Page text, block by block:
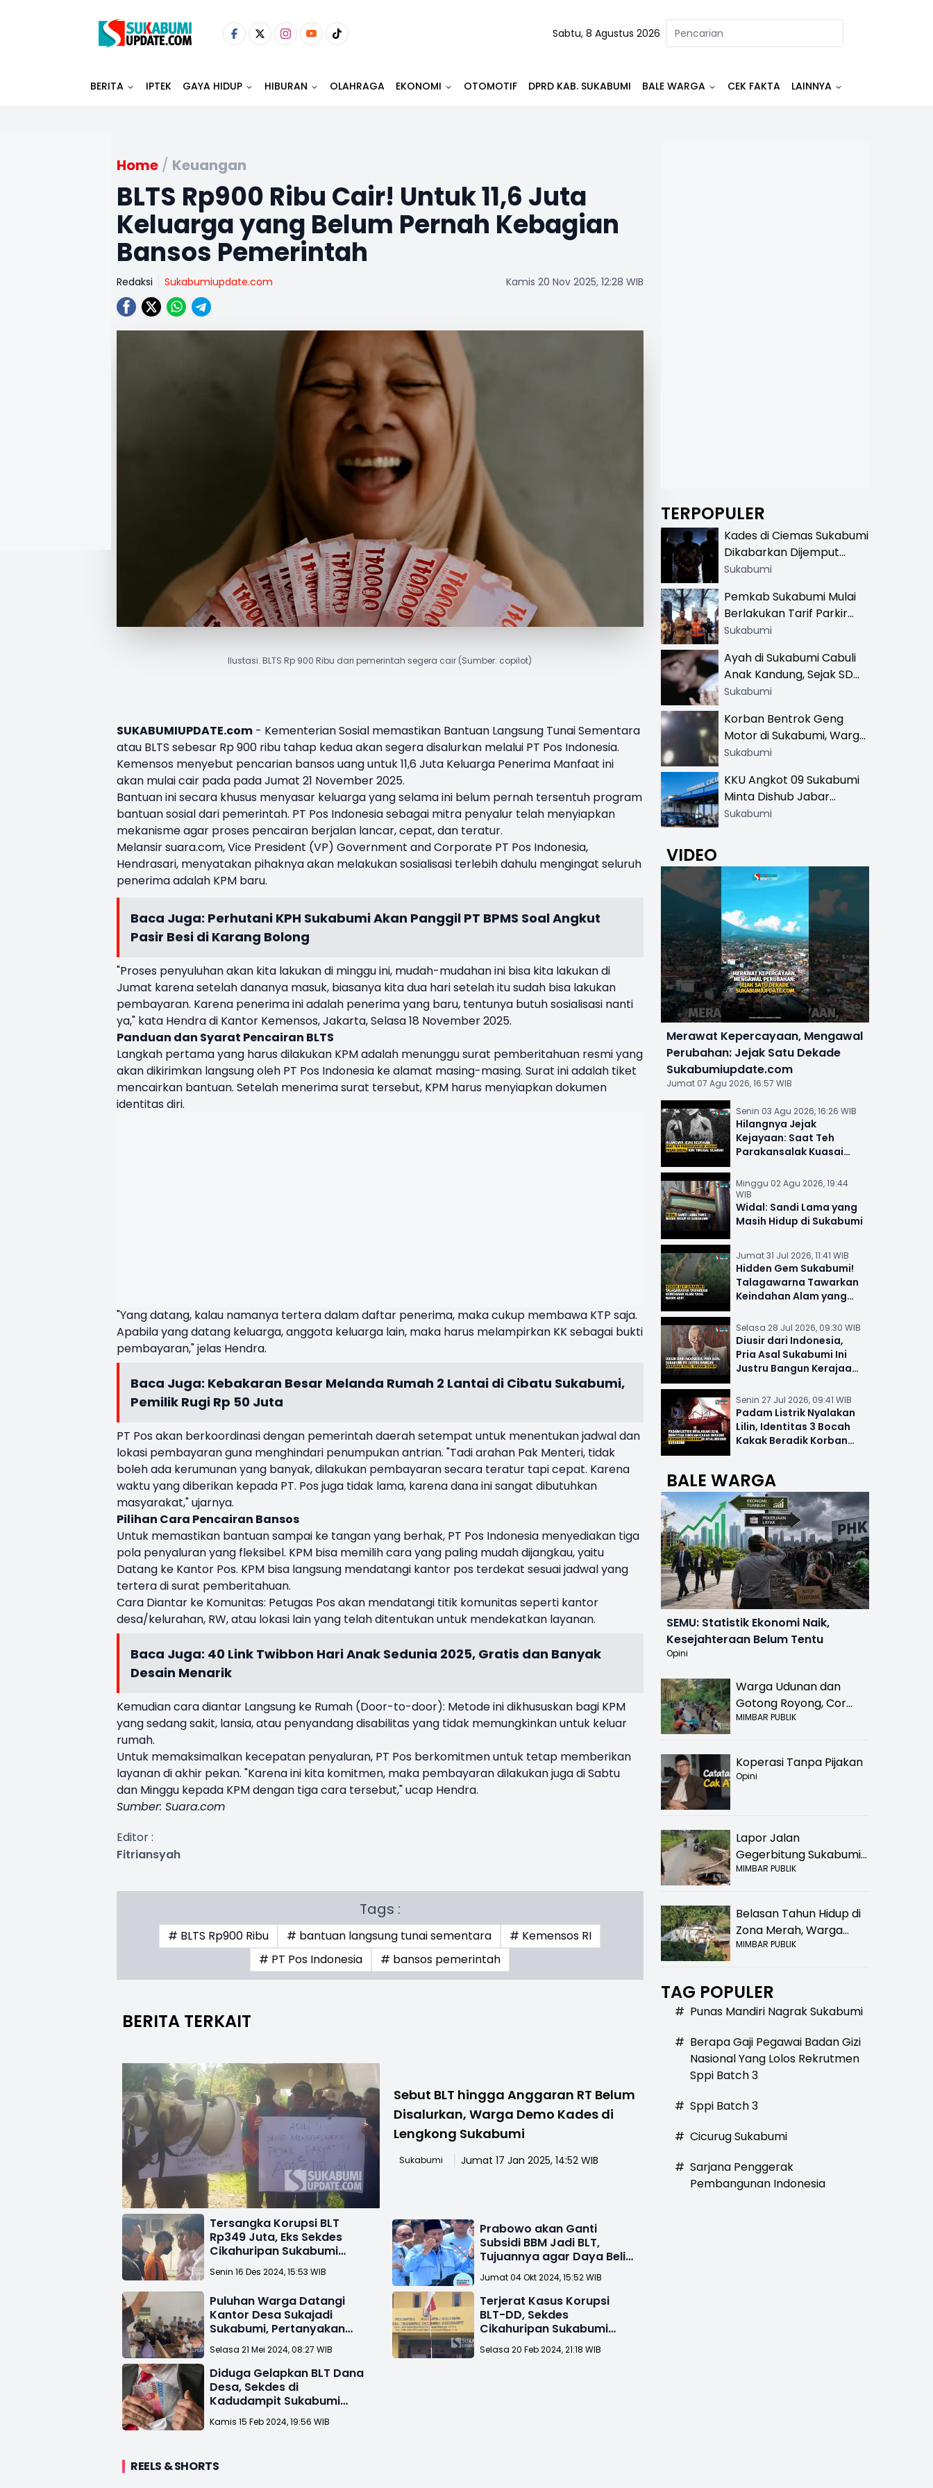
Sabtu, 8 Agustus 2026
BERITA IPTEK GAYA HIDUP HIBURAN OLAHRAGA EKONOMI OTOMOTIF DPRD KAB. SUKABUMI BALE WARGA CEK FAKTA LAINNYA
Home / Keuangan
BLTS Rp900 Ribu Cair! Untuk 11,6 Juta
Keluarga yang Belum Pernah Kebagian
Bansos Pemerintah
Redaksi Sukabumiupdate.com Kamis 20 Nov 2025, 12:28 WIB
Ilustasi. BLTS Rp 900 Ribu dari pemerintah segera cair (Sumber: copilot)
SUKABUMIUPDATE.com - Kementerian Sosial memastikan Bantuan Langsung Tunai Sementara
atau BLTS sebesar Rp 900 ribu tahap kedua akan segera disalurkan melalui PT Pos Indonesia.
Kemensos menyebut pencarian bansos uang untuk 11,6 Juta Keluarga Penerima Manfaat ini
akan mulai cair pada pada Jumat 21 November 2025.
Bantuan ini secara khusus menyasar keluarga yang selama ini belum pernah tersentuh program
bantuan sosial dari pemerintah. PT Pos Indonesia sebagai mitra penyalur telah menyiapkan
mekanisme agar proses pencairan berjalan lancar, cepat, dan teratur.
Melansir suara.com, Vice President (VP) Government and Corporate PT Pos Indonesia,
Hendrasari, menyatakan pihaknya akan melakukan sosialisasi terlebih dahulu mengingat seluruh
penerima adalah KPM baru.
Baca Juga: Perhutani KPH Sukabumi Akan Panggil PT BPMS Soal Angkut
Pasir Besi di Karang Bolong
"Proses penyuluhan akan kita lakukan di minggu ini, mudah-mudahan ini bisa kita lakukan di
Jumat karena setelah dananya masuk, biasanya kita dua hari setelah itu sudah bisa lakukan
pembayaran. Karena penerima ini adalah penerima yang baru, tentunya butuh sosialisasi nanti
ya," kata Hendra di Kantor Kemensos, Jakarta, Selasa 18 November 2025.
Panduan dan Syarat Pencairan BLTS
Langkah pertama yang harus dilakukan KPM adalah menunggu surat pemberitahuan resmi yang
akan dikirimkan langsung oleh PT Pos Indonesia ke alamat masing-masing. Surat ini adalah tiket
mencairkan bantuan. Setelah menerima surat tersebut, KPM harus menyiapkan dokumen
identitas diri.
"Yang datang, kalau namanya tertera dalam daftar penerima, maka cukup membawa KTP saja.
Apabila yang datang keluarga, anggota keluarga lain, maka harus melampirkan KK sebagai bukti
pembayaran," jelas Hendra.
Baca Juga: Kebakaran Besar Melanda Rumah 2 Lantai di Cibatu Sukabumi,
Pemilik Rugi Rp 50 Juta
PT Pos akan berkoordinasi dengan pemerintah daerah setempat untuk menentukan jadwal dan
lokasi pembayaran guna menghindari penumpukan antrian. "Tadi arahan Pak Menteri, tidak
boleh ada kerumunan yang banyak, dilakukan pembayaran secara teratur tapi cepat. Karena
waktu yang diberikan kepada PT. Pos juga tidak lama, karena dana ini sangat dibutuhkan
masyarakat," ujarnya.
Pilihan Cara Pencairan Bansos
Untuk memastikan bantuan sampai ke tangan yang berhak, PT Pos Indonesia menyediakan tiga
pola penyaluran yang fleksibel. KPM bisa memilih cara yang paling mudah dijangkau, yaitu
Datang ke Kantor Pos. KPM bisa langsung mendatangi kantor pos terdekat sesuai jadwal yang
tertera di surat pemberitahuan.
Cara Diantar ke Komunitas: Petugas Pos akan mendatangi titik komunitas seperti kantor
desa/kelurahan, RW, atau lokasi lain yang telah ditentukan untuk mendekatkan layanan.
Baca Juga: 40 Link Twibbon Hari Anak Sedunia 2025, Gratis dan Banyak
Desain Menarik
Kemudian cara diantar Langsung ke Rumah (Door-to-door): Metode ini dikhususkan bagi KPM
yang sedang sakit, lansia, atau penyandang disabilitas yang tidak memungkinkan untuk keluar
rumah.
Untuk memaksimalkan kecepatan penyaluran, PT Pos berkomitmen untuk tetap memberikan
layanan di akhir pekan. "Karena ini kita komitmen, maka pembayaran dilakukan juga di Sabtu
dan Minggu kepada KPM dengan tiga cara tersebut," ucap Hendra.
Sumber: Suara.com
Editor :
Fitriansyah
Tags :
# BLTS Rp900 Ribu # bantuan langsung tunai sementara
# Kemensos RI
# PT Pos Indonesia
# bansos pemerintah
BERITA TERKAIT
Sebut BLT hingga Anggaran RT Belum
Disalurkan, Warga Demo Kades di
Lengkong Sukabumi
Sukabumi Jumat 17 Jan 2025, 14:52 WIB
Tersangka Korupsi BLT
Rp349 Juta, Eks Sekdes
Cikahuripan Sukabumi
Sempat Rehabilitasi
Narkoba
Senin 16 Des 2024, 15:53 WIB
Prabowo akan Ganti
Subsidi BBM Jadi BLT,
Tujuannya agar Daya Beli
Masyarakat Naik
Jumat 04 Okt 2024, 15:52 WIB
Puluhan Warga Datangi
Kantor Desa Sukajadi
Sukabumi, Pertanyakan
Penyaluran BLT DD
Selasa 21 Mei 2024, 08:27 WIB
Terjerat Kasus Korupsi
BLT-DD, Sekdes
Cikahuripan Sukabumi
Dinonaktifkan
Selasa 20 Feb 2024, 21:18 WIB
Diduga Gelapkan BLT Dana
Desa, Sekdes di
Kadudampit Sukabumi
Diburu Polisi
Kamis 15 Feb 2024, 19:56 WIB
REELS & SHORTS
TERPOPULER
Kades di Ciemas Sukabumi
Dikabarkan Dijemput
Satnarkoba, Polisi
Sukabumi
Pemkab Sukabumi Mulai
Berlakukan Tarif Parkir
Resmi di 13 Lokasi Wisata,
Khusus
Sukabumi
Ayah di Sukabumi Cabuli
Anak Kandung, Sejak SD
Hingga SMA
Sukabumi
Korban Bentrok Geng
Motor di Sukabumi, Warga
dan Sopir Tangki
Sukabumi
KKU Angkot 09 Sukabumi
Minta Dishub Jabar
Tertibkan Trayek Ciawi-
Sukabumi
VIDEO
Merawat Kepercayaan, Mengawal
Perubahan: Jejak Satu Dekade
Sukabumiupdate.com
Jumat 07 Agu 2026, 16:57 WIB
Senin 03 Agu 2026, 16:26 WIB
Hilangnya Jejak
Kejayaan: Saat Teh
Parakansalak Kuasai
Sejarah
Minggu 02 Agu 2026, 19:44
WIB
Widal: Sandi Lama yang
Masih Hidup di Sukabumi
Jumat 31 Jul 2026, 11:41 WIB
Hidden Gem Sukabumi!
Talagawarna Tawarkan
Keindahan Alam yang
Selasa 28 Jul 2026, 09:30 WIB
Diusir dari Indonesia,
Pria Asal Sukabumi Ini
Justru Bangun Kerajaan
Senin 27 Jul 2026, 09:41 WIB
Padam Listrik Nyalakan
Lilin, Identitas 3 Bocah
Kakak Beradik Korban
BALE WARGA
SEMU: Statistik Ekonomi Naik,
Kesejahteraan Belum Tentu
Opini
Warga Udunan dan
Gotong Royong, Cor
Jalan Hancur di
MIMBAR PUBLIK
Koperasi Tanpa Pijakan
Opini
Lapor Jalan
Gegerbitung Sukabumi
Bolong! Bahaya Bagi
MIMBAR PUBLIK
Belasan Tahun Hidup di
Zona Merah, Warga
Kampung Nangewer
Relokasi
MIMBAR PUBLIK
TAG POPULER
# Punas Mandiri Nagrak Sukabumi
# Berapa Gaji Pegawai Badan Gizi
Nasional Yang Lolos Rekrutmen
Sppi Batch 3
# Sppi Batch 3
# Cicurug Sukabumi
# Sarjana Penggerak
Pembangunan Indonesia